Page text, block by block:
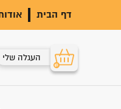
דף הבית
0
העגלה שלי